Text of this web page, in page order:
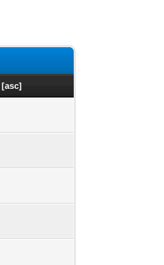
[asc]